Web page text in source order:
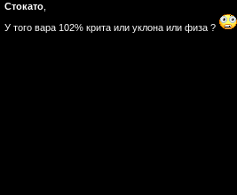
Стокато,
У того вара 102% крита или уклона или физа ?